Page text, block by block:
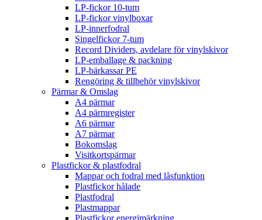
LP-fickor 10-tum
LP-fickor vinylboxar
LP-innerfodral
Singelfickor 7-tum
Record Dividers, avdelare för vinylskivor
LP-emballage & packning
LP-bärkassar PE
Rengöring & tillbehör vinylskivor
Pärmar & Omslag
A4 pärmar
A4 pärmregister
A6 pärmar
A7 pärmar
Bokomslag
Visitkortspärmar
Plastfickor & plastfodral
Mappar och fodral med låsfunktion
Plastfickor hålade
Plastfodral
Plastmappar
Plastfickor energimärkning